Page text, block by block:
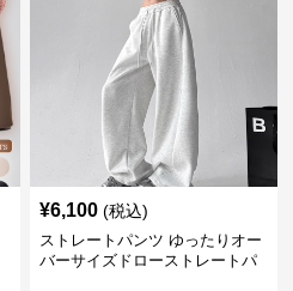
¥6,100 (税込)
ストレートパンツ ゆったりオー
バーサイズドローストレートパ